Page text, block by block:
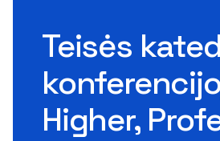
Teisės
Higher,